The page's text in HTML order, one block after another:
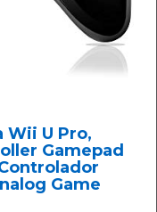
Wii U Pro,
Gamepad
Game